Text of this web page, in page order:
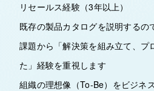
リセールス経験（3年以上）
既存の製品カタログを説明するの
課題から「解決策を組み立て、プ
た」経験を重視します
組織の理想像（To-Be）をビジネ